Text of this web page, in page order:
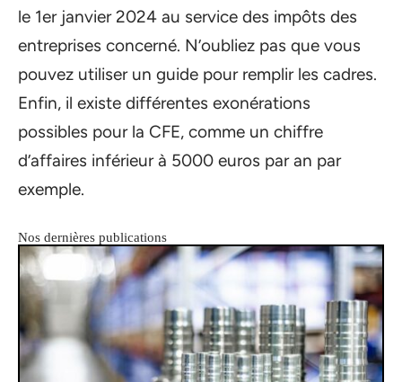
le 1er janvier 2024 au service des impôts des
entreprises concerné. N’oubliez pas que vous
pouvez utiliser un guide pour remplir les cadres.
Enfin, il existe différentes exonérations
possibles pour la CFE, comme un chiffre
d’affaires inférieur à 5000 euros par an par
exemple.
Nos dernières publications